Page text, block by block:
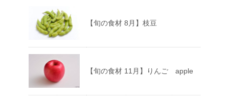
【旬の食材 8月】枝豆
【旬の食材 11月】りんご apple